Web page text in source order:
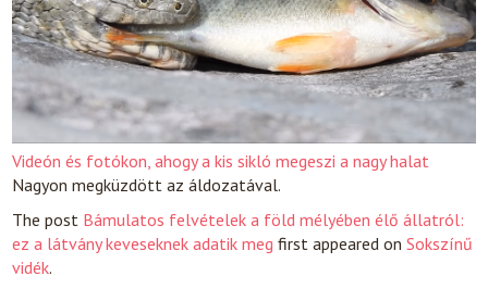
Videón és fotókon, ahogy a kis sikló megeszi a nagy halat
Nagyon megküzdött az áldozatával.
The post Bámulatos felvételek a föld mélyében élő állatról:
ez a látvány keveseknek adatik meg first appeared onSokszínű
vidék.